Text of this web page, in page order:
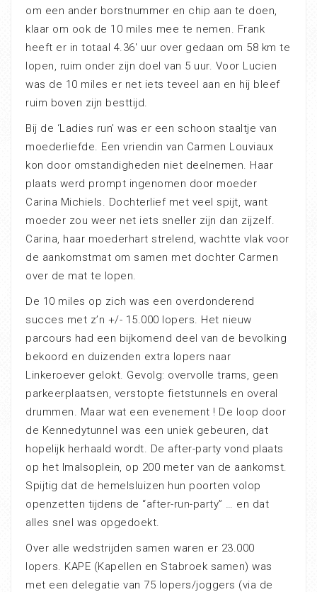
om een ander borstnummer en chip aan te doen,
klaar om ook de 10 miles mee te nemen. Frank
heeft er in totaal 4.36′ uur over gedaan om 58 km te
lopen, ruim onder zijn doel van 5 uur. Voor Lucien
was de 10 miles er net iets teveel aan en hij bleef
ruim boven zijn besttijd.
Bij de ‘Ladies run’ was er een schoon staaltje van
moederliefde. Een vriendin van Carmen Louviaux
kon door omstandigheden niet deelnemen. Haar
plaats werd prompt ingenomen door moeder
Carina Michiels. Dochterlief met veel spijt, want
moeder zou weer net iets sneller zijn dan zijzelf.
Carina, haar moederhart strelend, wachtte vlak voor
de aankomstmat om samen met dochter Carmen
over de mat te lopen.
De 10 miles op zich was een overdonderend
succes met z’n +/- 15.000 lopers. Het nieuw
parcours had een bijkomend deel van de bevolking
bekoord en duizenden extra lopers naar
Linkeroever gelokt. Gevolg: overvolle trams, geen
parkeerplaatsen, verstopte fietstunnels en overal
drummen. Maar wat een evenement ! De loop door
de Kennedytunnel was een uniek gebeuren, dat
hopelijk herhaald wordt. De after-party vond plaats
op het Imalsoplein, op 200 meter van de aankomst.
Spijtig dat de hemelsluizen hun poorten volop
openzetten tijdens de “after-run-party” … en dat
alles snel was opgedoekt.
Over alle wedstrijden samen waren er 23.000
lopers. KAPE (Kapellen en Stabroek samen) was
met een delegatie van 75 lopers/joggers (via de